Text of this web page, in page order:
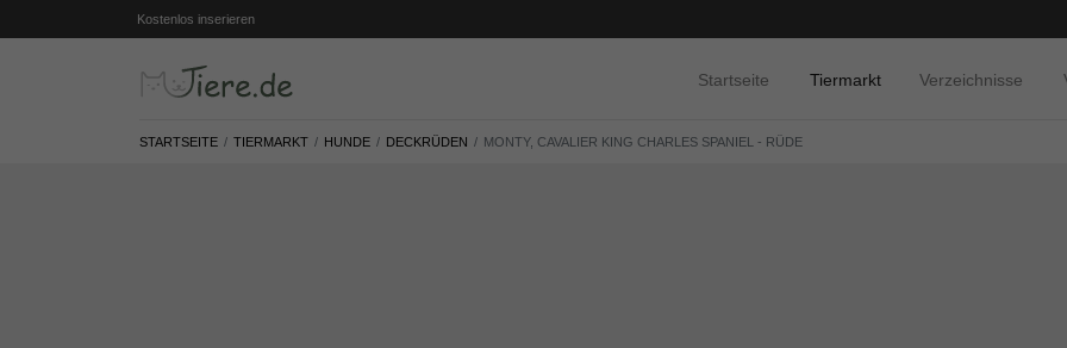
Kostenlos inserieren
Startseite Tiermarkt Verzeichnisse
STARTSEITE TIERMARKT HUNDE DECKRÜDEN MONTY, CAVALIER KING CHARLES SPANIEL - RÜDE